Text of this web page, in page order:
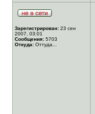
Зарегистрирован: 23 сен
2007, 03:01
Сообщения: 5703
Откуда: Оттуда...